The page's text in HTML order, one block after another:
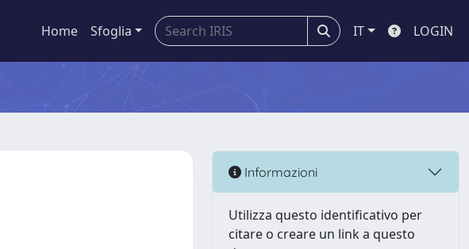
Home Sfoglia IT LOGIN
Informazioni
Utilizza questo identificativo per
citare o creare un link a questo